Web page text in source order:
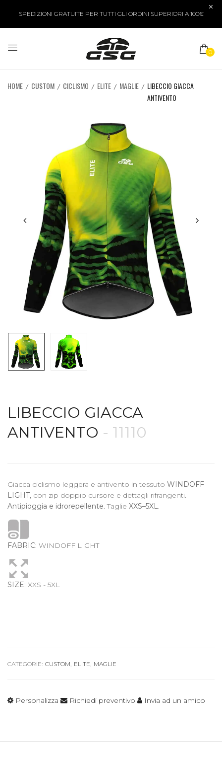
SPEDIZIONI GRATUITE PER TUTTI GLI ORDINI SUPERIORI A 100€
0
HOME CUSTOM CICLISMO ELITE MAGLIE
LIBECCIO GIACCA
ANTIVENTO
LIBECCIO GIACCA
ANTIVENTO - 11110
Giacca ciclismo leggera e antivento in tessuto WINDOFF
LIGHT, con zip doppio cursore e dettagli rifrangenti.
Antipioggia e idrorepellente. Taglie XXS–5XL.
FABRIC: WINDOFF LIGHT
SIZE: XXS - 5XL
CATEGORIE: CUSTOM ELITE MAGLIE
Personalizza Richiedi preventivo Invia ad un amico